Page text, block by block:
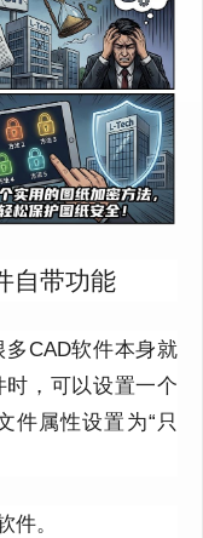
自带功能
多CAD软件本身就
，可以设置一个
件属性设置为“只
件。